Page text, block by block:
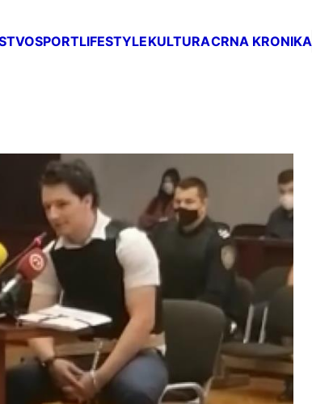
SPORTLIFESTYLEKULTURACRNA KRONIKA